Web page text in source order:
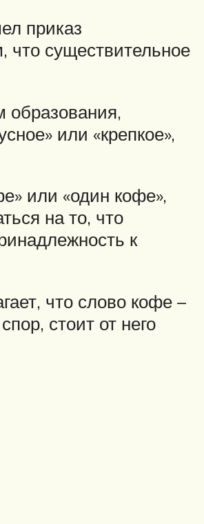
приказ
что существительное
образования,
или «крепкое»,
или «один кофе»,
на то, что
к
что слово кофе –
стоит от него